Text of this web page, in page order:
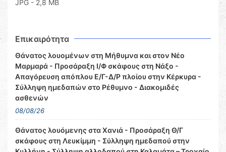
JPG - 2,8 MB
Επικαιρότητα
Θάνατος λουομένων στη Μήθυμνα και στον Νέο
Μαρμαρά - Προσάραξη Ι/Φ σκάφους στη Νάξο -
Απαγόρευση απόπλου Ε/Γ-Δ/Ρ πλοίου στην Κέρκυρα -
Σύλληψη ημεδαπών στο Ρέθυμνο - Διακομιδές
ασθενών
08/08/26
Θάνατος λουόμενης στα Χανιά - Προσάραξη Θ/Γ
σκάφους στη Λευκίμμη - Σύλληψη ημεδαπού στην